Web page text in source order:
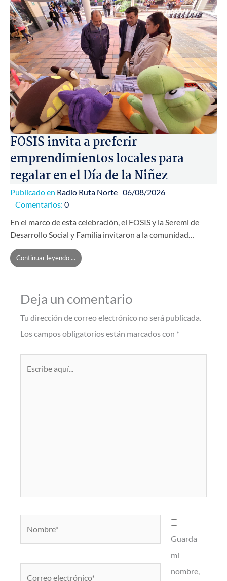
FOSIS invita a preferir
emprendimientos locales para
regalar en el Día de la Niñez
Publicado en Radio Ruta Norte 06/08/2026
Comentarios: 0
En el marco de esta celebración, el FOSIS y la Seremi de
Desarrollo Social y Familia invitaron a la comunidad…
Continuar leyendo ...
Deja un comentario
Tu dirección de correo electrónico no será publicada.
Los campos obligatorios están marcados con *
Guarda
mi
nombre,